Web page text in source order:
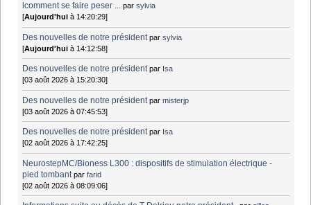
lcomment se faire peser ... parsylvia
[Aujourd'hui à 14:20:29]
Des nouvelles de notre président parsylvia
[Aujourd'hui à 14:12:58]
Des nouvelles de notre président par Isa
[03 août 2026 à 15:20:30]
Des nouvelles de notre président parmisterjp
[03 août 2026 à 07:45:53]
Des nouvelles de notre président par Isa
[02 août 2026 à 17:42:25]
NeurostepMC/Bioness L300 : dispositifs de stimulation électrique -
pied tombant parfarid
[02 août 2026 à 08:09:06]